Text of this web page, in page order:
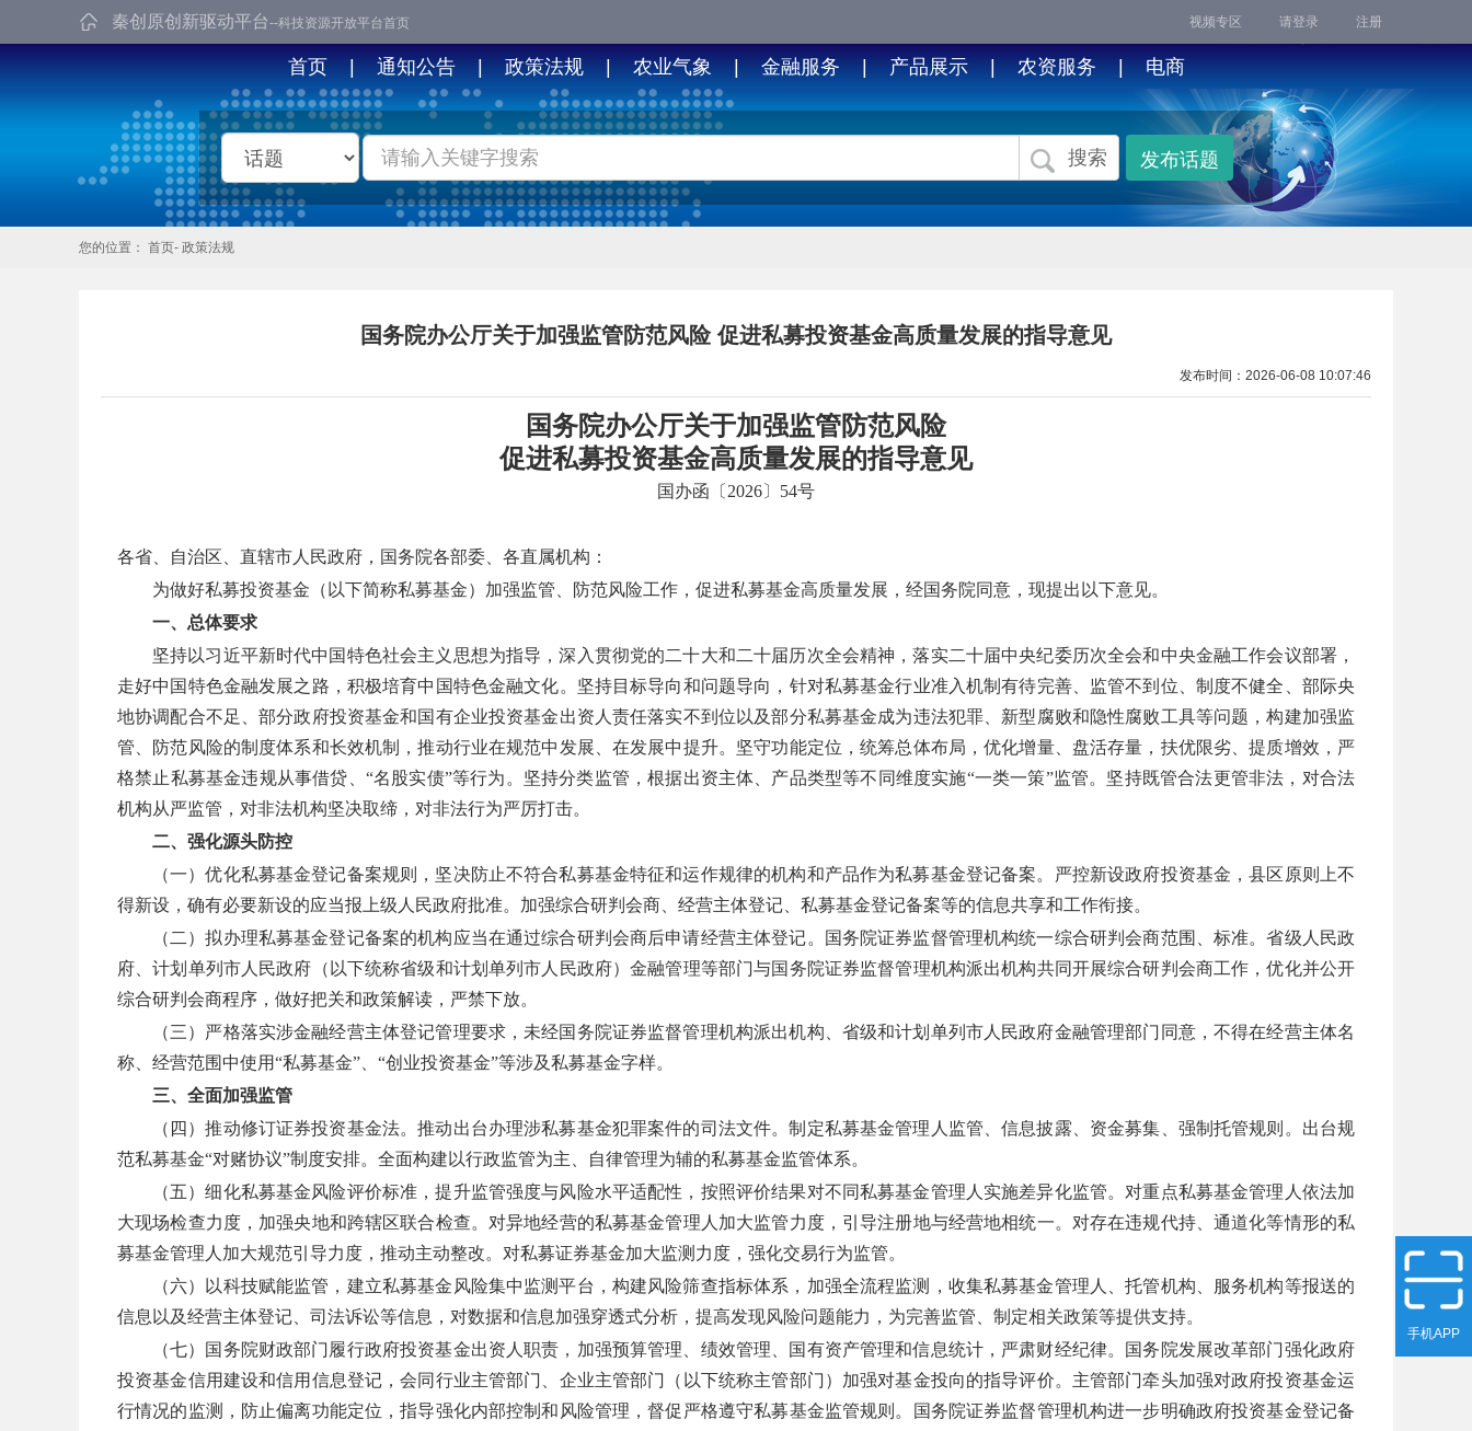
手机APP
秦创原创新驱动平台--科技资源开放平台首页 视频专区 请登录 注册
首页 通知公告 政策法规 农业气象 金融服务 产品展示 农资服务 电商
搜索 发布话题
您的位置： 首页- 政策法规
国务院办公厅关于加强监管防范风险 促进私募投资基金高质量发展的指导意见
发布时间： 2026-06-08 10:07:46
国务院办公厅关于加强监管防范风险
促进私募投资基金高质量发展的指导意见
国办函〔2026〕54号
各省、自治区、直辖市人民政府，国务院各部委、各直属机构：
为做好私募投资基金（以下简称私募基金）加强监管、防范风险工作，促进私募基金高质量发展，经国务院同意，现提出以下意见。
一、总体要求
坚持以习近平新时代中国特色社会主义思想为指导，深入贯彻党的二十大和二十届历次全会精神，落实二十届中央纪委历次全会和中央金融工作会议部署，
走好中国特色金融发展之路，积极培育中国特色金融文化。坚持目标导向和问题导向，针对私募基金行业准入机制有待完善、监管不到位、制度不健全、部际央
地协调配合不足、部分政府投资基金和国有企业投资基金出资人责任落实不到位以及部分私募基金成为违法犯罪、新型腐败和隐性腐败工具等问题，构建加强监
管、防范风险的制度体系和长效机制，推动行业在规范中发展、在发展中提升。坚守功能定位，统筹总体布局，优化增量、盘活存量，扶优限劣、提质增效，严
格禁止私募基金违规从事借贷、“名股实债”等行为。坚持分类监管，根据出资主体、产品类型等不同维度实施“一类一策”监管。坚持既管合法更管非法，对合法
机构从严监管，对非法机构坚决取缔，对非法行为严厉打击。
二、强化源头防控
（一）优化私募基金登记备案规则，坚决防止不符合私募基金特征和运作规律的机构和产品作为私募基金登记备案。严控新设政府投资基金，县区原则上不
得新设，确有必要新设的应当报上级人民政府批准。加强综合研判会商、经营主体登记、私募基金登记备案等的信息共享和工作衔接。
（二）拟办理私募基金登记备案的机构应当在通过综合研判会商后申请经营主体登记。国务院证券监督管理机构统一综合研判会商范围、标准。省级人民政
府、计划单列市人民政府（以下统称省级和计划单列市人民政府）金融管理等部门与国务院证券监督管理机构派出机构共同开展综合研判会商工作，优化并公开
综合研判会商程序，做好把关和政策解读，严禁下放。
（三）严格落实涉金融经营主体登记管理要求，未经国务院证券监督管理机构派出机构、省级和计划单列市人民政府金融管理部门同意，不得在经营主体名
称、经营范围中使用“私募基金”、“创业投资基金”等涉及私募基金字样。
三、全面加强监管
（四）推动修订证券投资基金法。推动出台办理涉私募基金犯罪案件的司法文件。制定私募基金管理人监管、信息披露、资金募集、强制托管规则。出台规
范私募基金“对赌协议”制度安排。全面构建以行政监管为主、自律管理为辅的私募基金监管体系。
（五）细化私募基金风险评价标准，提升监管强度与风险水平适配性，按照评价结果对不同私募基金管理人实施差异化监管。对重点私募基金管理人依法加
大现场检查力度，加强央地和跨辖区联合检查。对异地经营的私募基金管理人加大监管力度，引导注册地与经营地相统一。对存在违规代持、通道化等情形的私
募基金管理人加大规范引导力度，推动主动整改。对私募证券基金加大监测力度，强化交易行为监管。
（六）以科技赋能监管，建立私募基金风险集中监测平台，构建风险筛查指标体系，加强全流程监测，收集私募基金管理人、托管机构、服务机构等报送的
信息以及经营主体登记、司法诉讼等信息，对数据和信息加强穿透式分析，提高发现风险问题能力，为完善监管、制定相关政策等提供支持。
（七）国务院财政部门履行政府投资基金出资人职责，加强预算管理、绩效管理、国有资产管理和信息统计，严肃财经纪律。国务院发展改革部门强化政府
投资基金信用建设和信用信息登记，会同行业主管部门、企业主管部门（以下统称主管部门）加强对基金投向的指导评价。主管部门牵头加强对政府投资基金运
行情况的监测，防止偏离功能定位，指导强化内部控制和风险管理，督促严格遵守私募基金监管规则。国务院证券监督管理机构进一步明确政府投资基金登记备